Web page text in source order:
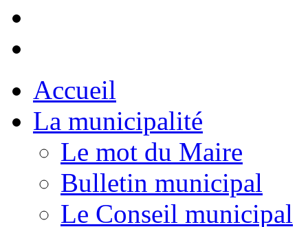
Accueil
La municipalité
Le mot du Maire
Bulletin municipal
Le Conseil municipal